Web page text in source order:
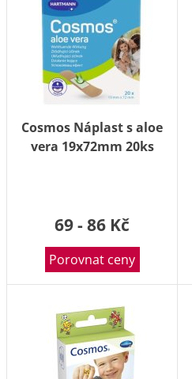
Cosmos Náplast s aloe
vera 19x72mm 20ks
69 - 86 Kč
Porovnat ceny